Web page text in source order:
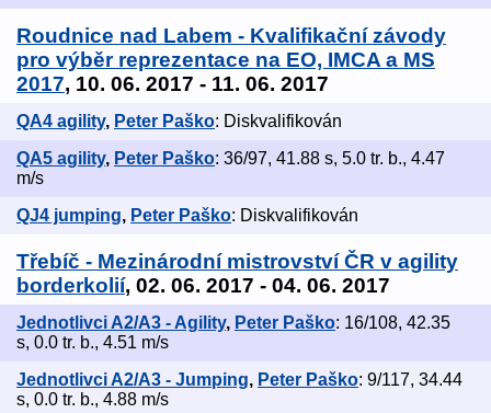
Roudnice nad Labem - Kvalifikační závody
pro výběr reprezentace na EO, IMCA a MS
2017, 10. 06. 2017 - 11. 06. 2017
QA4 agility, Peter Paško: Diskvalifikován
QA5 agility, Peter Paško: 36/97, 41.88 s, 5.0 tr. b., 4.47
m/s
QJ4 jumping, Peter Paško: Diskvalifikován
Třebíč - Mezinárodní mistrovství ČR v agility
borderkolií, 02. 06. 2017 - 04. 06. 2017
Jednotlivci A2/A3 - Agility, Peter Paško: 16/108, 42.35
s, 0.0 tr. b., 4.51 m/s
Jednotlivci A2/A3 - Jumping, Peter Paško: 9/117, 34.44
s, 0.0 tr. b., 4.88 m/s